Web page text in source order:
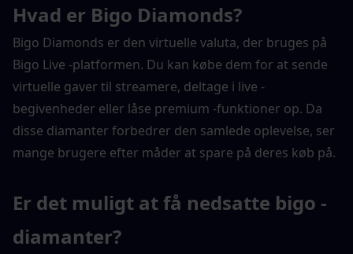
Hvad er Bigo Diamonds?
Bigo Diamonds er den virtuelle valuta, der bruges på
Bigo Live -platformen. Du kan købe dem for at sende
virtuelle gaver til streamere, deltage i live -
begivenheder eller låse premium -funktioner op. Da
disse diamanter forbedrer den samlede oplevelse, ser
mange brugere efter måder at spare på deres køb på.
Er det muligt at få nedsatte bigo -
diamanter?